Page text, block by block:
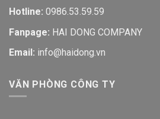
Hotline: 0986.53.59.59
Fanpage: HAI DONG COMPANY
Email: info@haidong.vn
VĂN PHÒNG CÔNG TY